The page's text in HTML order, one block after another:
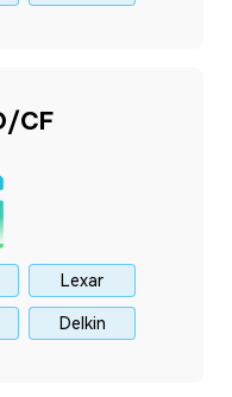
CF
Lexar
Delkin